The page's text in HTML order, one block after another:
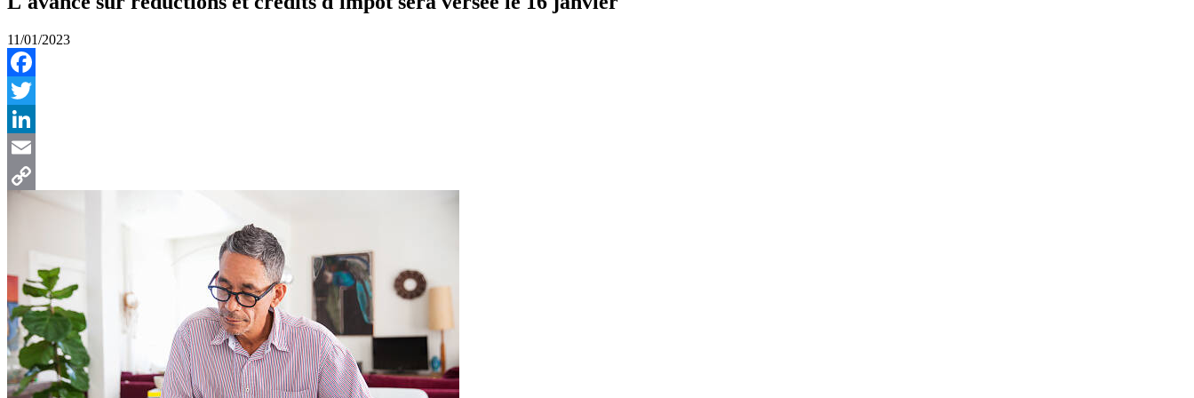
11/01/2023
Facebook
Twitter
LinkedIn
Email